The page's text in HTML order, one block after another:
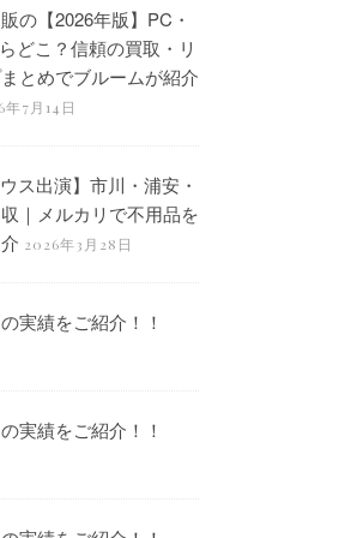
の【2026年版】PC・
どこ？信頼の買取・リ
とめでブルームが紹介
年7月14日
ス出演】市川・浦安・
｜メルカリで不用品を
2026年3月28日
実績をご紹介！！
実績をご紹介！！